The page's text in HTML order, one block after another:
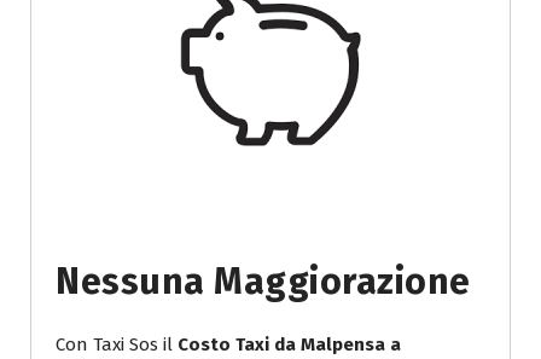
Nessuna Maggiorazione
Con Taxi Sos il Costo Taxi da Malpensa a